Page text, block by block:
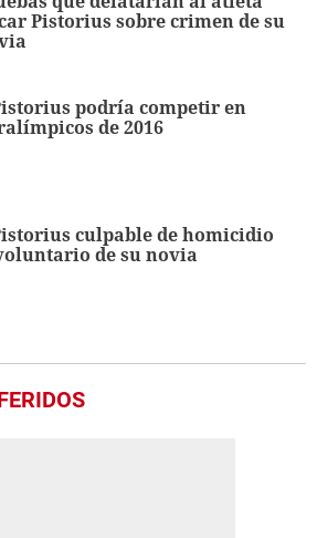
Pistorius sobre crimen de su
podría competir en
de 2016
culpable de homicidio
de su novia